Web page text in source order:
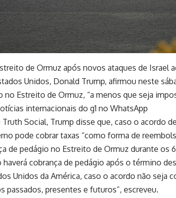
de Ormuz após novos ataques de Israel
Unidos, Donald Trump, afirmou neste
no Estreito de Ormuz, “a menos que seja
internacionais do g1 no WhatsApp
Truth Social, Trump disse que, caso o acordo
pode cobrar taxas “como forma de
de pedágio no Estreito de Ormuz durante os
cobrança de pedágio após o término
Unidos da América, caso o acordo não seja
passados, presentes e futuros”, escreveu.